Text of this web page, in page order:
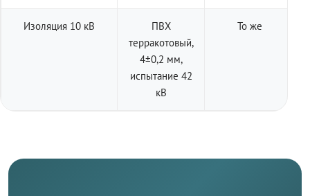
Изоляция 10 кВ
ПВХ
терракотовый,
4±0,2 мм,
испытание 42
кВ
То же